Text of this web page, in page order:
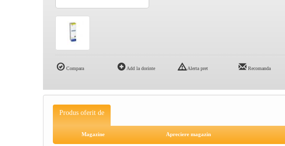
Compara Add la dorinte Alerta pret Recomanda
Produs oferit de
Magazine Apreciere magazin